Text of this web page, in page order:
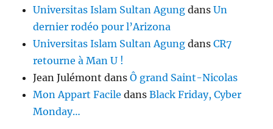
Universitas Islam Sultan Agung dansUn
dernier rodéo pour l’Arizona
Universitas Islam Sultan Agung dansCR7
retourne à Man U !
Jean Julémont dansÔ grand Saint-Nicolas
Mon Appart Facile dansBlack Friday, Cyber
Monday…